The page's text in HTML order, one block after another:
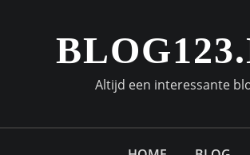
Altijd een interessante